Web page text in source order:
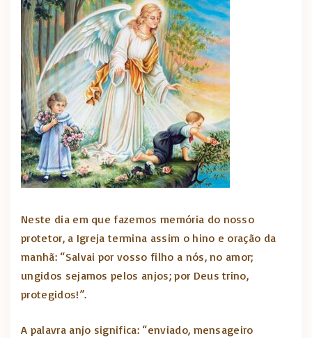
Neste dia em que fazemos memória do nosso
protetor, a Igreja termina assim o hino e oração da
manhã: “Salvai por vosso filho a nós, no amor;
ungidos sejamos pelos anjos; por Deus trino,
protegidos!”.
A palavra anjo significa: “enviado, mensageiro